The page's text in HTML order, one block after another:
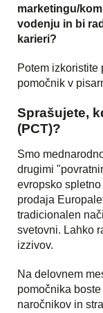
marketingu/
vodenju in bi
karieri?
Potem izkoristite
pomočnik v
Sprašujete,
(PCT)?
Smo
drugimi
evropsko
prodaja
tradicionalen
svetovni. Lahko
izzivov.
Na delovnem
pomočnika
naročnikov in